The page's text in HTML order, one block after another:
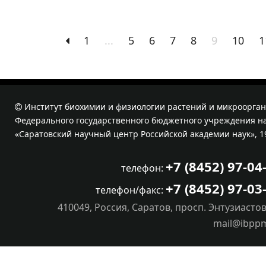
1 ... 5 6 7 8 9 10
Институт биохимии и физиологии растений и
Федерального государственного бюджетного учреждения
«Саратовский научный центр Российской академии наук»,
телефон: +7 (8452) 97-
телефон/факс: +7 (8452) 97-
410049, Россия, Саратов, просп.